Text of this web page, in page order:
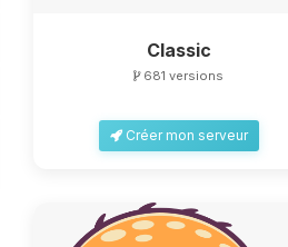
Classic
681 versions
Créer mon serveur